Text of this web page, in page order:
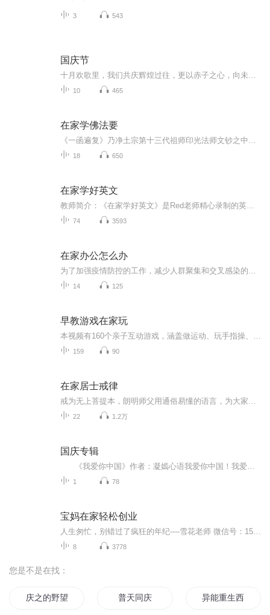
3 543
国庆节
10 465
在家学佛法要
18 650
在家学好英文
74 3593
在家办公怎么办
14 125
早教游戏在家玩
159 90
在家居士戒律
22 1.2万
国庆专辑
1 78
宝妈在家轻松创业
8 3778
您是不是在找：
庆之的野望 普天同庆 异能重生西门庆